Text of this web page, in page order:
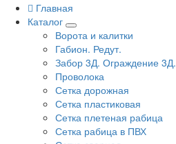
Главная
Каталог
Ворота и калитки
Габион. Редут.
Забор 3Д. Ограждение 3Д.
Проволока
Сетка дорожная
Сетка пластиковая
Сетка плетеная рабица
Сетка рабица в ПВХ